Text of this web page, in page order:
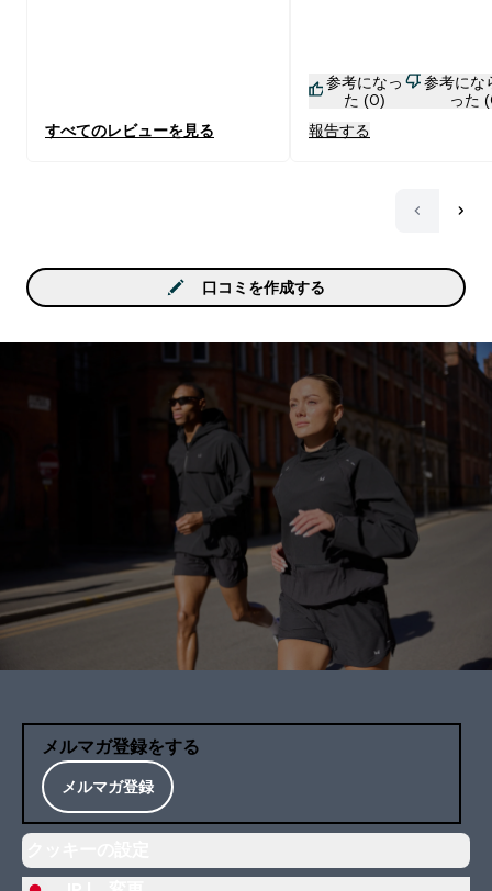
すべてのレビューを見る
参考になっ
た (0)
参考にな
った
報告する
口コミを作成する
メルマガ登録をする
メルマガ登録